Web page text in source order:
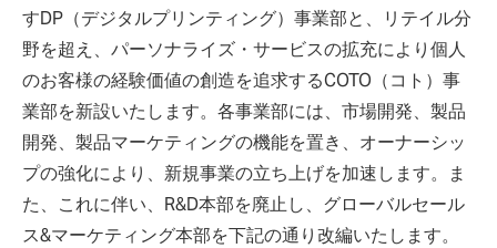
すDP（デジタルプリンティング）事業部と、リテイル分
野を超え、パーソナライズ・サービスの拡充により個人
のお客様の経験価値の創造を追求するCOTO（コト）事
業部を新設いたします。各事業部には、市場開発、製品
開発、製品マーケティングの機能を置き、オーナーシッ
プの強化により、新規事業の立ち上げを加速します。ま
た、これに伴い、R&D本部を廃止し、グローバルセール
ス&マーケティング本部を下記の通り改編いたします。